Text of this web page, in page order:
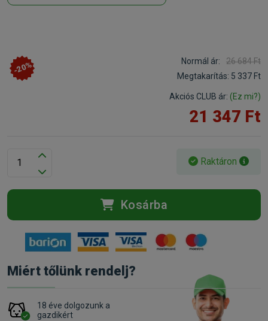
-20% Normál ár:
26 684 Ft
Megtakarítás: 5 337 Ft
Akciós CLUB ár: (Ez mi?)
21 347 Ft
Raktáron
Kosárba
Miért tőlünk rendelj?
18 éve dolgozunk a
gazdikért